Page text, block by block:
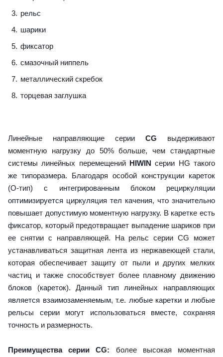
рельс
шарики
фиксатор
смазочный ниппель
металлический скребок
торцевая заглушка
Линейные направляющие серии CG выдерживают
моментную нагрузку до 50% больше, чем стандартные
системы линейных перемещений HIWIN серии HG такого
же типоразмера. Благодаря особой конструкции кареток
(О-тип) с интегрированным блоком рециркуляции
оптимизируется циркуляция тел качения, что значительно
повышает допустимую моментную нагрузку. В каретке есть
фиксатор, который предотвращает выпадение шариков при
ее снятии с направляющей. На рельс серии CG может
устанавливаться защитная лента из нержавеющей стали,
которая обеспечивает защиту от пыли и других мелких
частиц и также способствует более плавному движению
блоков (кареток). Данный тип линейных направляющих
является взаимозаменяемым, т.е. любые каретки и любые
рельсы серии могут использоваться вместе, сохраняя
точность и размерность.
Преимущества серии CG: более высокая моментная